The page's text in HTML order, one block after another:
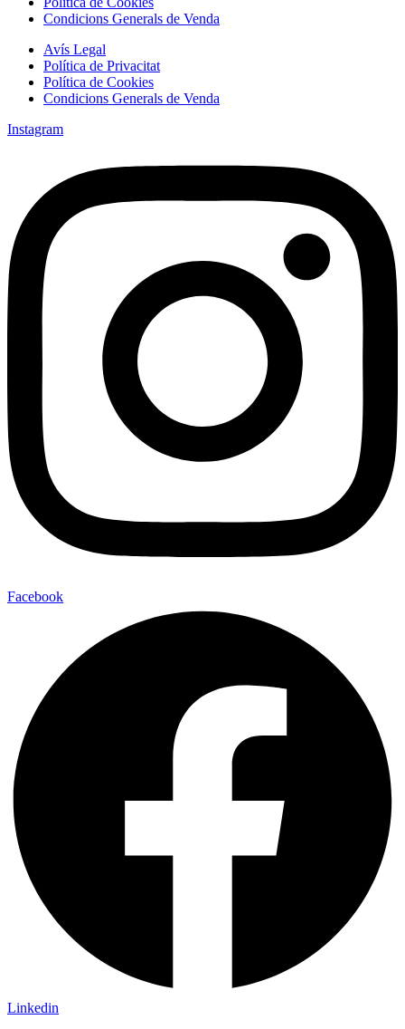
Condicions Generals de Venda
Avís Legal
Política de Privacitat
Política de Cookies
Condicions Generals de Venda
Instagram
Facebook
Linkedin